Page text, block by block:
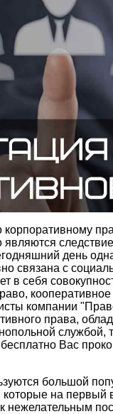
корпоративному
являются
день
связана с
в себя
компании
права,
службой,
Вас
большой
на первый
нежелательным